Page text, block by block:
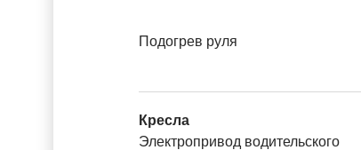
Подогрев руля
Кресла
Электропривод водительского